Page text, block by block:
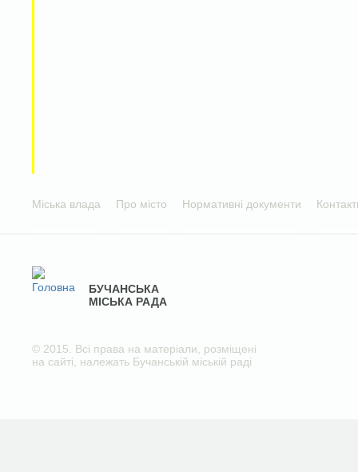
Міська влада Про місто Нормативні документи
БУЧАНСЬКА
МІСЬКА РАДА
© 2015. Всі права на матеріали, розміщені
на сайті, належать Бучанській міській раді